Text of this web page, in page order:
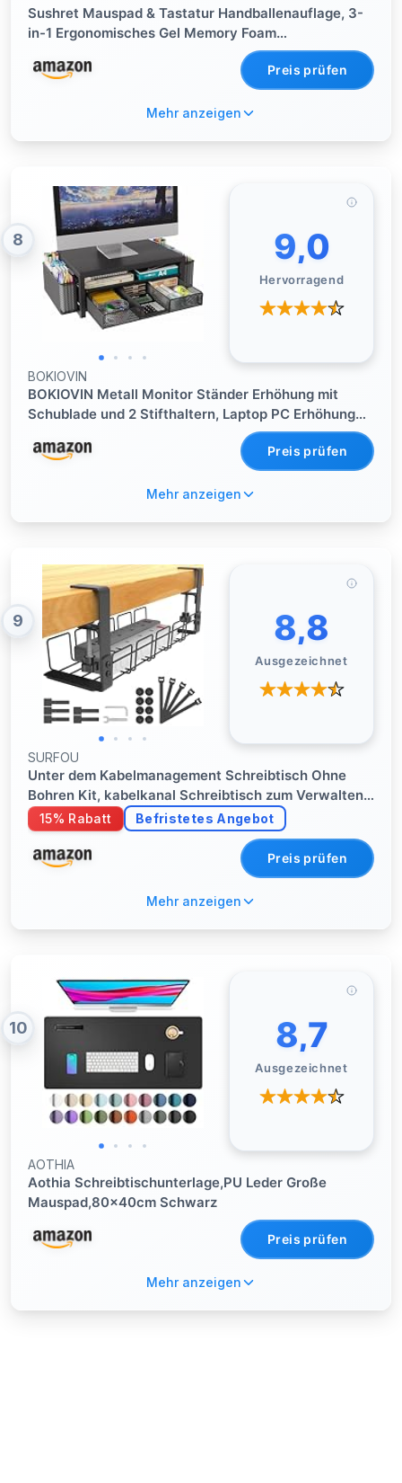
Sushret Mauspad & Tastatur Handballenauflage, 3-
in-1 Ergonomisches Gel Memory Foam
Handballenauflage mit Handgelenkstütze, Gaming
Mauspad Armauflage für Computer BüroPreis prüfen
Mehr anzeigen
8 9,0
Hervorragend
BOKIOVIN
BOKIOVIN Metall Monitor Ständer Erhöhung mit
Schublade und 2 Stifthaltern, Laptop PC Erhöhung
für Schreibtisch, 2 Etagen Schreibtisch Büro
Zubehör Organizer,Schwarz,1er-PackPreis prüfen
Mehr anzeigen
9 8,8
Ausgezeichnet
SURFOU
Unter dem Kabelmanagement Schreibtisch Ohne
Bohren Kit, kabelkanal Schreibtisch zum Verwalten
von Kabeln und Steckdosenleisten, Klemmbar Kabel
Organizer Tray für Büro PC-Tischen - Schwarz
40cm Brei
15% Rabatt Befristetes Angebot
Preis prüfen
Mehr anzeigen
10 8,7
Ausgezeichnet
AOTHIA
Aothia Schreibtischunterlage,PU Leder Große
Mauspad,80x40cm Schwarz
Preis prüfen
Mehr anzeigen